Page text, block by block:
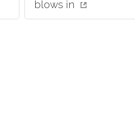
blows in